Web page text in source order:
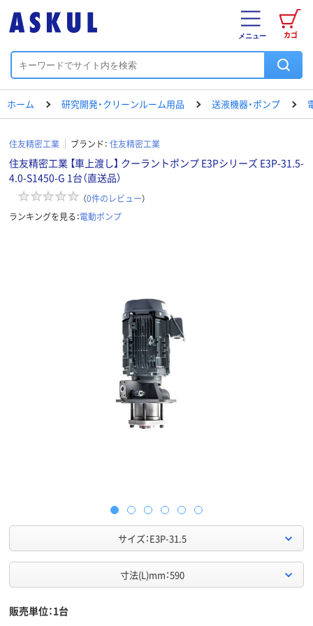
カゴ
メニュー
ホーム 研究開発・クリーンルーム用品 送液機器・ポンプ
住友精密工業 ブランド： 住友精密工業
住友精密工業 【車上渡し】 クーラントポンプ E3Pシリーズ E3P-31.5-
4.0-S1450-G 1台（直送品）
（0件のレビュー）
ランキングを見る：電動ポンプ
サイズ：E3P-31.5
寸法(L)mm：590
販売単位：1台